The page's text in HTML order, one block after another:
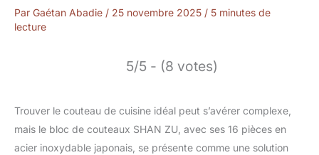
Par Gaétan Abadie / 25 novembre 2025 / 5 minutes de
lecture
5/5 - (8 votes)
Trouver le couteau de cuisine idéal peut s’avérer complexe,
mais le bloc de couteaux SHAN ZU, avec ses 16 pièces en
acier inoxydable japonais, se présente comme une solution